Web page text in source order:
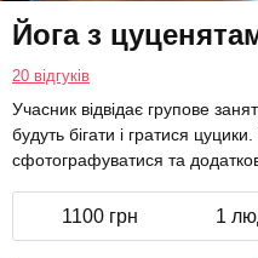
Йога з
20 відгуків
Учасник відвідає групове
будуть бігати і гратися
сфотографуватися та
1100 грн 1